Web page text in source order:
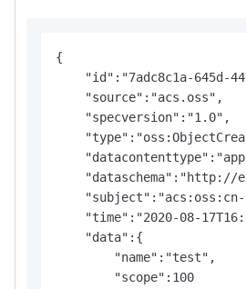
{
"id":"7adc8c1a-645d-
    "source":"acs.oss",
    "specversion":"1.0",
"dataschema":"http://
"time":"2020-08-
    "data":{
        "name":"test",
        "scope":100